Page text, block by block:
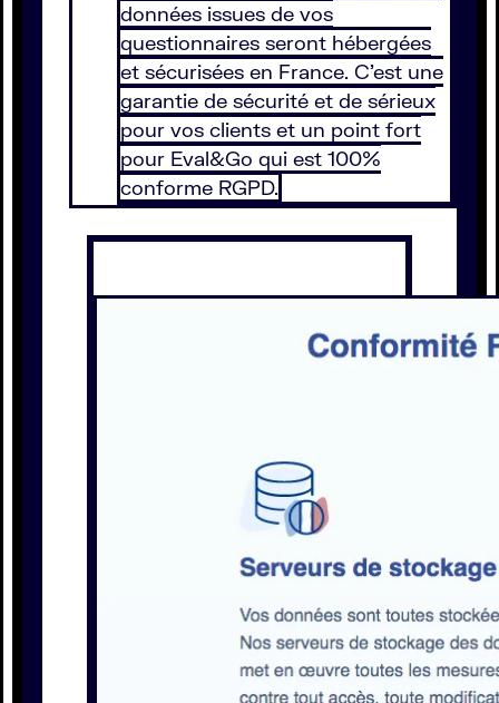
données issues de vos
questionnaires seront hébergées
et sécurisées en France. C’est une
garantie de sécurité et de sérieux
pour vos clients et un point fort
pour Eval&Go qui est 100%
conforme RGPD.